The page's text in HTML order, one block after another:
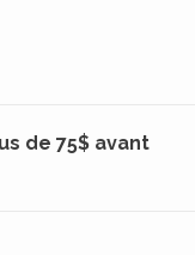
de 75$ avant